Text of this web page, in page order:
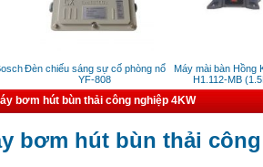
Đèn chiếu sáng sự cố phòng nổ
YF-808
Máy mài bàn Hồng Ký
H1.112-MB
bơm hút bùn thải công nghiệp 4KW
bơm hút bùn thải